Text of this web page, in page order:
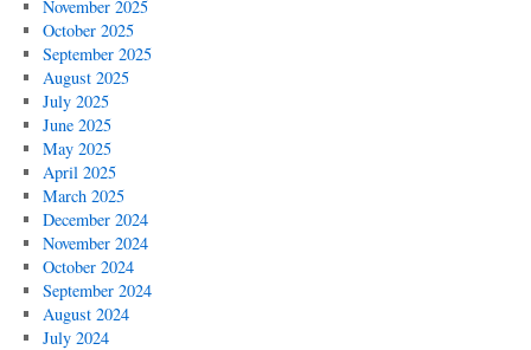
November 2025
October 2025
September 2025
August 2025
July 2025
June 2025
May 2025
April 2025
March 2025
December 2024
November 2024
October 2024
September 2024
August 2024
July 2024